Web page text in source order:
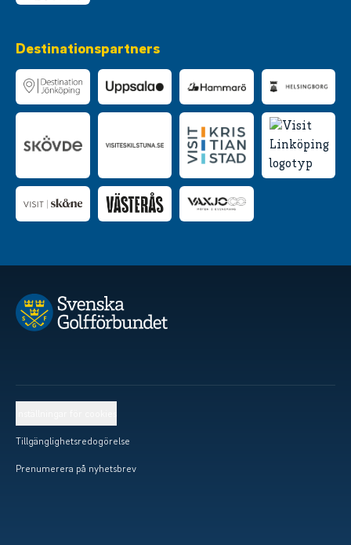
Destinationspartners
Tillgänglighetsredogörelse
Prenumerera på nyhetsbrev